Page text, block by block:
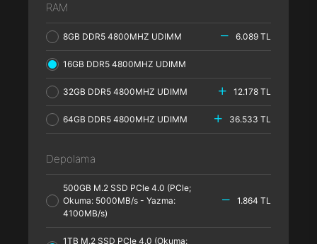
RAM
8GB DDR5 4800MHZ UDIMM 6.089 TL
16GB DDR5 4800MHZ UDIMM
32GB DDR5 4800MHZ UDIMM 12.178 TL
64GB DDR5 4800MHZ UDIMM 36.533 TL
Depolama
500GB M.2 SSD PCle 4.0 (PCle;
Okuma: 5000MB/s - Yazma:
4100MB/s)
1.864 TL
1TB M.2 SSD PCle 4.0 (Okuma: